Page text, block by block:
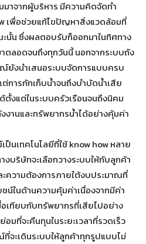
าจากผู้บริหาร มีความคิดจัดทำ
เพื่อช่วยแก้ไขปัญหาสิ่งแวดล้อมที่
นั้น ซึ่งผลตอบรับก็ออกมาในทิศทาง
าตลอดจนถึงทุกวันนี้ นอกจากระบบถัง
ยังนำเสนอระบบจัดการแบบครบ
ต่การกักเก็บน้ำจนถึงบำบัดน้ำเสีย
ตั้งแต่ในระบบครัวเรือนจนถึงนิคม
านและทรัพยากรน้ำได้อย่างคุ้มค่า
นเทคโนโลยีที่ใช้ know how หลาย
บริษัทจะเลือกวางระบบให้กับลูกค้า
ความต้องการภายใต้งบประมาณที่
น์ในด้านความคุ้มค่าเนื่องจากมีค่า
อเทียบกับทรัพยากรที่เสียไปอย่าง
มที่จะคืนทุนในระยะเวลาที่รวดเร็ว
ะเดินระบบให้ลูกค้าทุกรูปแบบไม่